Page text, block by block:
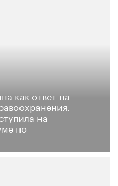
как ответ на
на
по